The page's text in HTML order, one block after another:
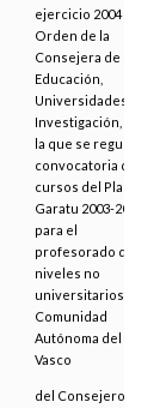
ejercicio 2004 la
Orden de la
Consejera de
Educación,
Universidades e
Investigación, por
la que se regula la
convocatoria de
cursos del Plan
Garatu 2003-2004
para el
profesorado de
niveles no
universitarios de la
Comunidad
Autónoma del País
Vasco
del Consejero de